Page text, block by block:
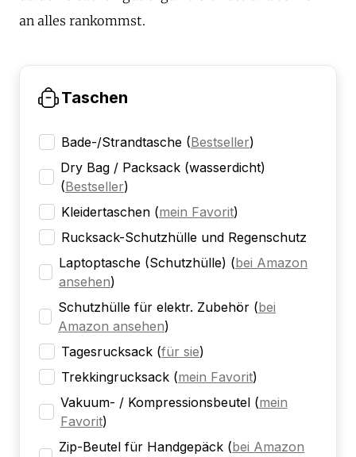
an alles rankommst.
Taschen
Bade-/Strandtasche (Bestseller)
Dry Bag / Packsack (wasserdicht)
(Bestseller)
Kleidertaschen (mein Favorit)
Rucksack-Schutzhülle und Regenschutz
Laptoptasche (Schutzhülle) (bei Amazon
ansehen)
Schutzhülle für elektr. Zubehör (bei
Amazon ansehen)
Tagesrucksack (für sie)
Trekkingrucksack (mein Favorit)
Vakuum- / Kompressionsbeutel (mein
Favorit)
Zip-Beutel für Handgepäck (bei Amazon